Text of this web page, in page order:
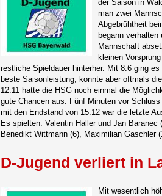
der Saison in
man zwei
Abgebrühtheit
begann
Mannschaft
kleinen
restliche Spieldauer hinterher. Mit 8:6 ging
beste Saisonleistung, konnte aber oftmals
12:11 hatte die HSG noch einmal die
gute Chancen aus. Fünf Minuten vor
mit den Endstand von 15:12 war die letzte
Es spielten: Valentin Haller und Jan
Benedikt Wittmann (6), Maximilian Gaschler
D-Jugend verliert in
Mit wesentlich